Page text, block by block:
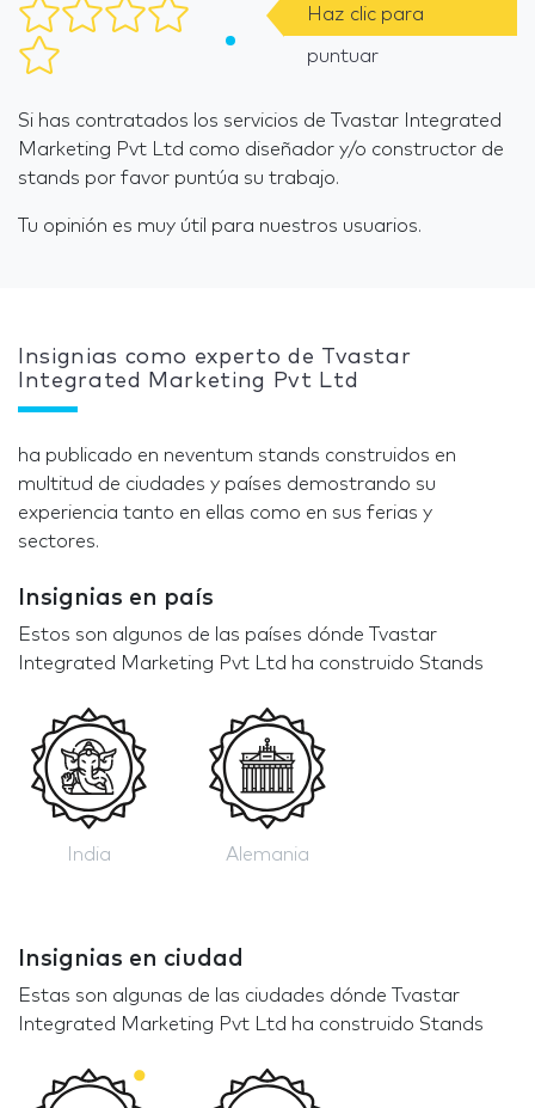
Haz clic para
puntuar
Si has contratados los servicios de Tvastar Integrated
Marketing Pvt Ltd como diseñador y/o constructor de
stands por favor puntúa su trabajo.
Tu opinión es muy útil para nuestros usuarios.
Insignias como experto de Tvastar
Integrated Marketing Pvt Ltd
ha publicado en neventum stands construidos en
multitud de ciudades y países demostrando su
experiencia tanto en ellas como en sus ferias y
sectores.
Insignias en país
Estos son algunos de las países dónde Tvastar
Integrated Marketing Pvt Ltd ha construido Stands
India Alemania
Insignias en ciudad
Estas son algunas de las ciudades dónde Tvastar
Integrated Marketing Pvt Ltd ha construido Stands